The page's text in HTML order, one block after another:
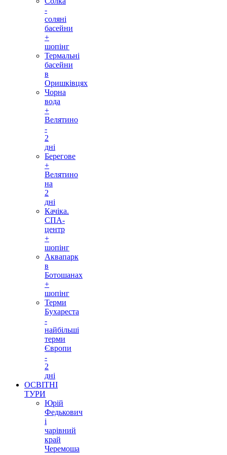
-
соляні
басейни
+
шопінг
Термальні
басейни
в
Оришківцях
Чорна
вода
+
Велятино
-
2
дні
Берегове
+
Велятино
на
2
дні
Качіка.
СПА-
центр
+
шопінг
Аквапарк
в
Ботошанах
+
шопінг
Терми
Бухареста
-
найбільші
терми
Європи
-
2
дні
ОСВІТНІ
ТУРИ
Юрій
Федькович
і
чарівний
край
Черемоша